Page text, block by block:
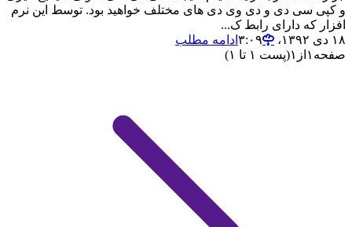
و کپی سی دی و دی وی دی های مختلف خواهید بود. توسط این نرم
افزار که دارای رابط ک...
۱۸ دی ۱۳۹۲،‏ ۳:۰۹
ادامه مطلب
صفحه ۱ از ۱(پست ۱ تا ۱)